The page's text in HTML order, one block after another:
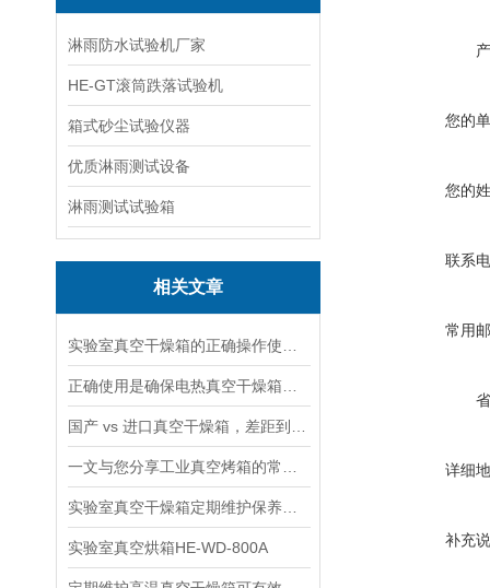
淋雨防水试验机厂家
HE-GT滚筒跌落试验机
箱式砂尘试验仪器
优质淋雨测试设备
淋雨测试试验箱
相关文章
实验室真空烘箱HE-WD-800A
您的
您的
联系
常用
详细
补充